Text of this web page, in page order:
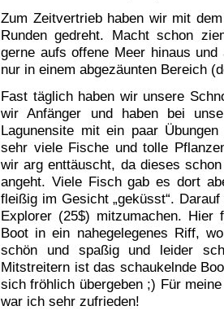
Zum Zeitvertrieb haben wir mit
Runden gedreht. Macht schon
gerne aufs offene Meer hinaus
nur in einem abgezäunten Bereich
Fast täglich haben wir unsere
wir Anfänger und haben bei
Lagunensite mit ein paar
sehr viele Fische und tolle
wir arg enttäuscht, da dieses
angeht. Viele Fisch gab es dort
fleißig im Gesicht „geküsst“.
Explorer (25$) mitzumachen.
Boot in ein nahegelegenes Riff,
schön und spaßig und leider
Mitstreitern ist das schaukelnde
sich fröhlich übergeben ;) Für
war ich sehr zufrieden!